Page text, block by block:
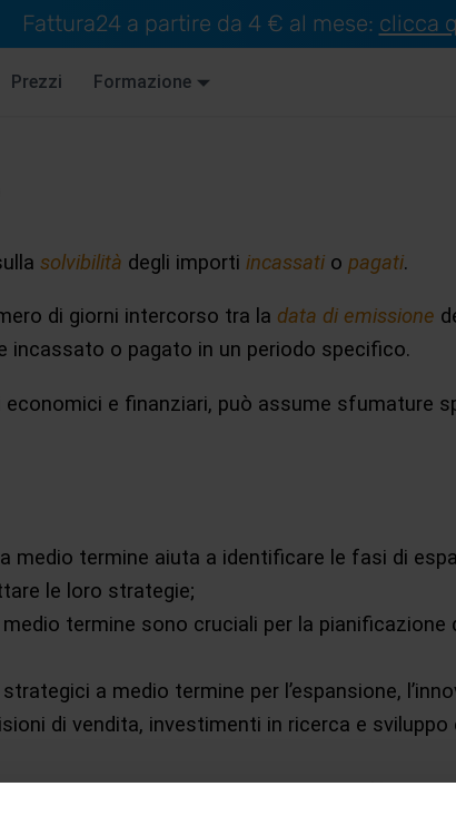
Fattura24 a partire da 4 € al mese: clicca
Prezzi Formazione
solvibilità degli importi incassatio pagati.
di giorni intercorso tra la data di emissione
incassato o pagato in un periodo specifico.
e finanziari, può assume sfumature
medio termine aiuta a identificare le fasi di
le loro strategie;
termine sono cruciali per la
a medio termine per l’espansione,
di vendita, investimenti in ricerca e
economiche a medio termine per